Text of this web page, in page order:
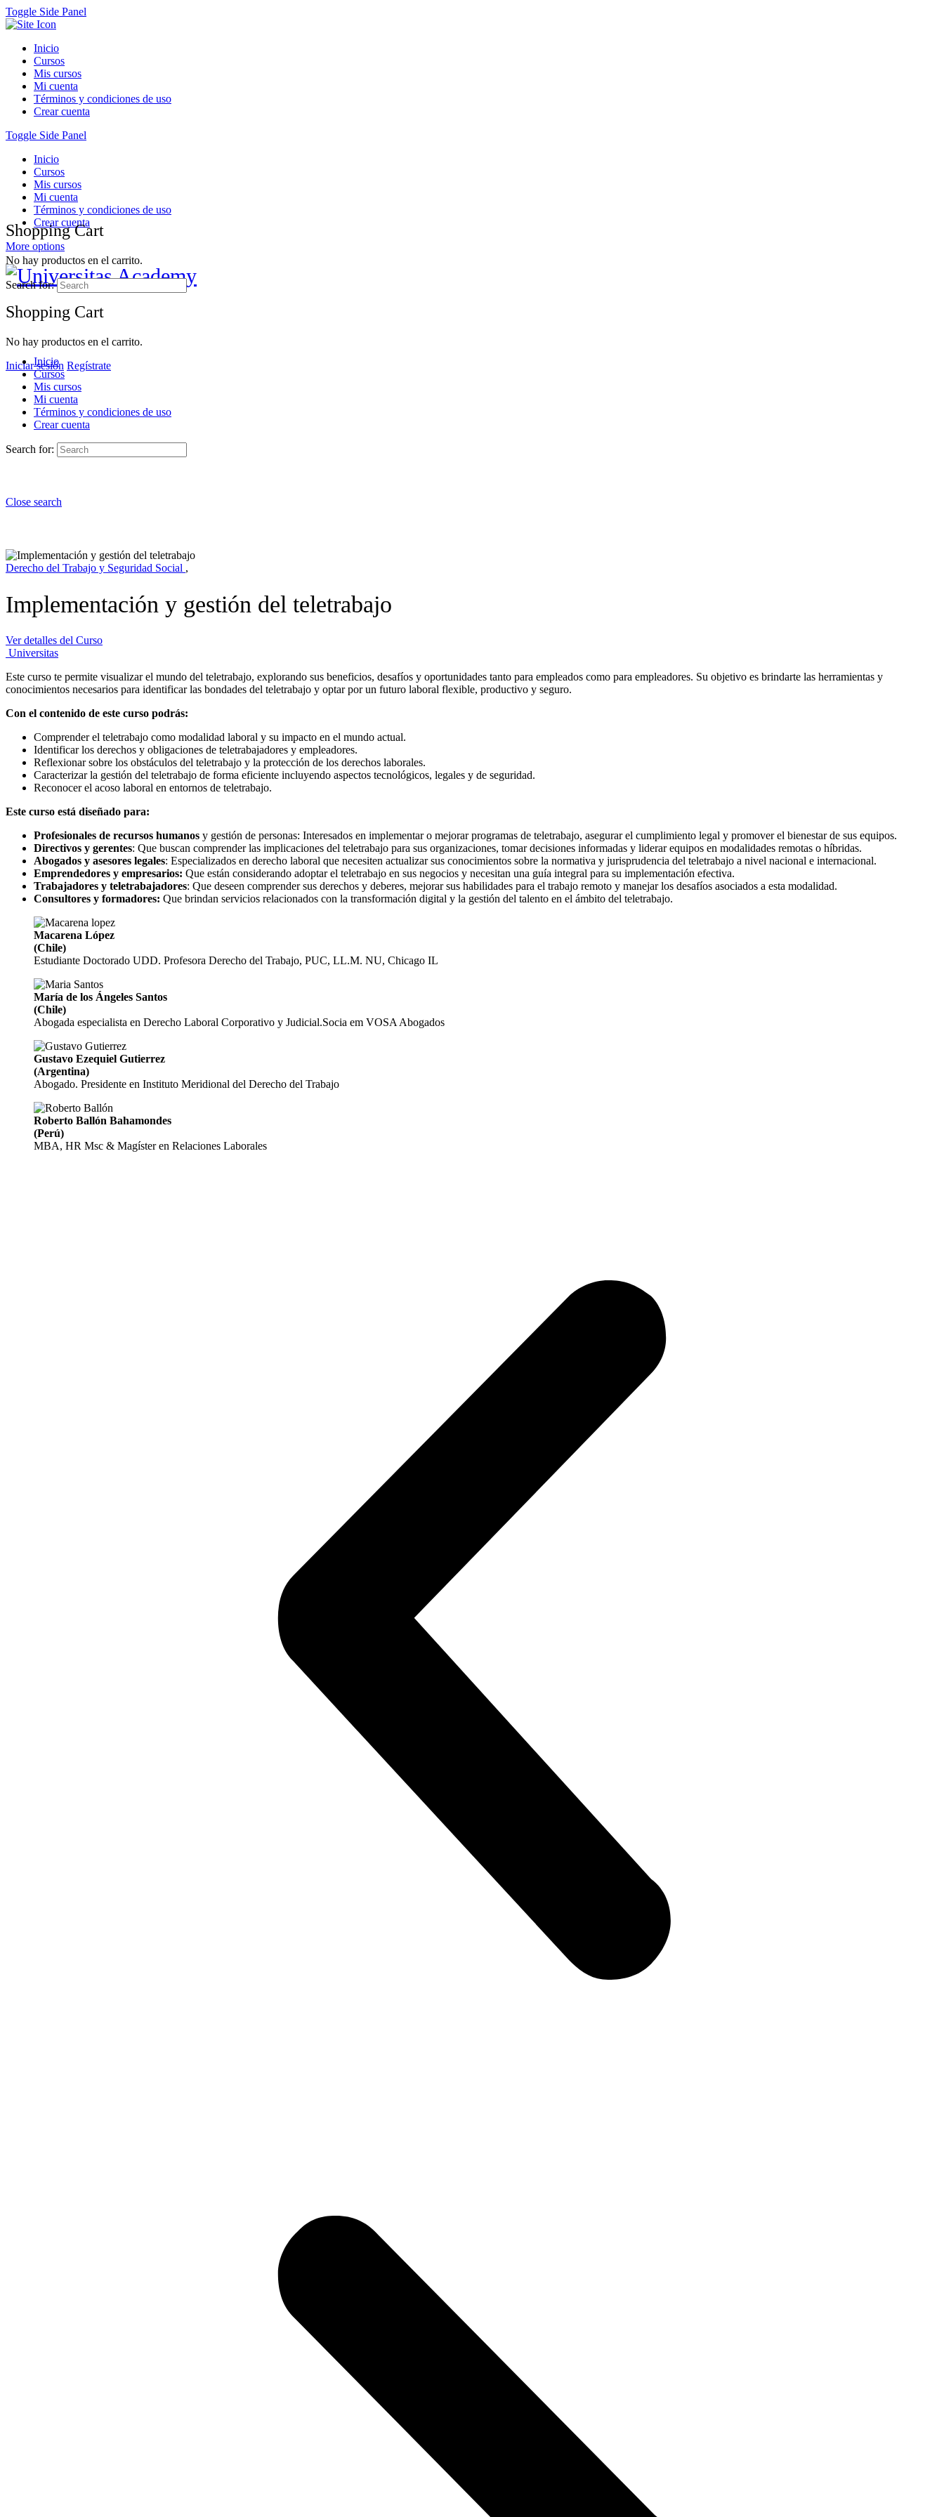
Toggle Side Panel
Inicio
Cursos
Mis cursos
Mi cuenta
Términos y condiciones de uso
Crear cuenta
Toggle Side Panel
Inicio
Cursos
Mis cursos
Mi cuenta
Términos y condiciones de uso
Crear cuenta
More options
Shopping Cart
No hay productos en el carrito.
Iniciar sesión Regístrate
Shopping Cart
No hay productos en el carrito.
Search for:
Inicio
Cursos
Mis cursos
Mi cuenta
Términos y condiciones de uso
Crear cuenta
Search for:
Close search
Derecho del Trabajo y Seguridad Social ,
Implementación y gestión del teletrabajo
Ver detalles del Curso
Universitas
Este curso te permite visualizar el mundo del teletrabajo, explorando sus beneficios, desafíos y oportunidades tanto para empleados como para empleadores. Su objetivo es brindarte las herramientas y
conocimientos necesarios para identificar las bondades del teletrabajo y optar por un futuro laboral flexible, productivo y seguro.
Con el contenido de este curso podrás:
Comprender el teletrabajo como modalidad laboral y su impacto en el mundo actual.
Identificar los derechos y obligaciones de teletrabajadores y empleadores.
Reflexionar sobre los obstáculos del teletrabajo y la protección de los derechos laborales.
Caracterizar la gestión del teletrabajo de forma eficiente incluyendo aspectos tecnológicos, legales y de seguridad.
Reconocer el acoso laboral en entornos de teletrabajo.
Este curso está diseñado para:
Profesionales de recursos humanos y gestión de personas: Interesados en implementar o mejorar programas de teletrabajo, asegurar el cumplimiento legal y promover el bienestar de sus equipos.
Directivos y gerentes: Que buscan comprender las implicaciones del teletrabajo para sus organizaciones, tomar decisiones informadas y liderar equipos en modalidades remotas o híbridas.
Abogados y asesores legales: Especializados en derecho laboral que necesiten actualizar sus conocimientos sobre la normativa y jurisprudencia del teletrabajo a nivel nacional e internacional.
Emprendedores y empresarios: Que están considerando adoptar el teletrabajo en sus negocios y necesitan una guía integral para su implementación efectiva.
Trabajadores y teletrabajadores: Que deseen comprender sus derechos y deberes, mejorar sus habilidades para el trabajo remoto y manejar los desafíos asociados a esta modalidad.
Consultores y formadores: Que brindan servicios relacionados con la transformación digital y la gestión del talento en el ámbito del teletrabajo.
Macarena López
(Chile)
Estudiante Doctorado UDD. Profesora Derecho del Trabajo, PUC, LL.M. NU, Chicago IL
María de los Ángeles Santos
(Chile)
Abogada especialista en Derecho Laboral Corporativo y Judicial.Socia em VOSA Abogados
Gustavo Ezequiel Gutierrez
(Argentina)
Abogado. Presidente en Instituto Meridional del Derecho del Trabajo
Roberto Ballón Bahamondes
(Perú)
MBA, HR Msc & Magíster en Relaciones Laborales